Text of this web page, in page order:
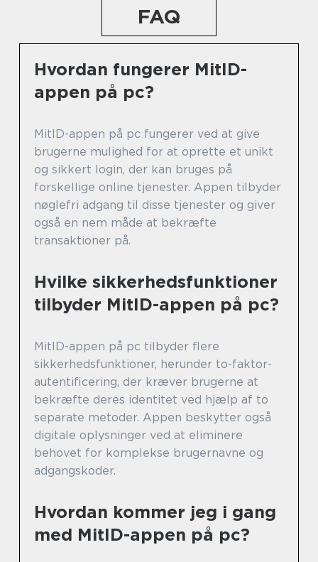
FAQ
Hvordan fungerer MitID-
appen på pc?
MitID-appen på pc fungerer ved at give
brugerne mulighed for at oprette et unikt
og sikkert login, der kan bruges på
forskellige online tjenester. Appen tilbyder
nøglefri adgang til disse tjenester og giver
også en nem måde at bekræfte
transaktioner på.
Hvilke sikkerhedsfunktioner
tilbyder MitID-appen på pc?
MitID-appen på pc tilbyder flere
sikkerhedsfunktioner, herunder to-faktor-
autentificering, der kræver brugerne at
bekræfte deres identitet ved hjælp af to
separate metoder. Appen beskytter også
digitale oplysninger ved at eliminere
behovet for komplekse brugernavne og
adgangskoder.
Hvordan kommer jeg i gang
med MitID-appen på pc?